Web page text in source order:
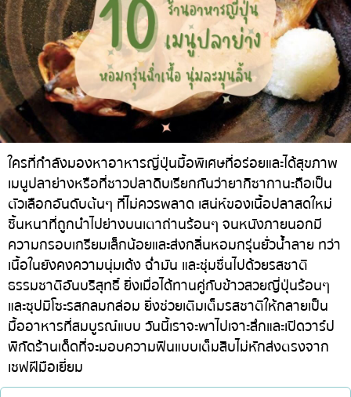
คัตสึด้ง/ทงคัตสึ
ชาบูชาบู/สุกี้ยากี้
แกงกะหรี่ญี่ปุ่น
ไก่ย่างเสียบไม้สไตล์ญี่ปุ่น
โซบะ/อุด้ง
ขนมหวานญี่ปุ่น
เทมปุระ
โอมากาเสะ
ร้านอาหารญี่ปุ่นระดับพรีเมียม
ซาชิมิ/อาหารทะเล
อาหารตะวันตกสไตล์ญี่ปุ่น
ปลาไหลย่าง
ข้าวปั้นญี่ปุ่น
ปู
สยาม
ทองหล่อ
เอกมัย
พร้อมพงษ์
อโศก
อารีย์
สีลม
สาทร
อ่อนนุช
พระราม 9
รัชดา
พระโขนง
เพลินจิต
ชิดลม
บทความพิเศษ
บทความที่KOLแนะนำ
ใครที่กำลังมองหาอาหารญี่ปุ่นมื้อพิเศษที่อร่อยและได้สุขภาพ
เมนูปลาย่างหรือที่ชาวปลาดิบเรียกกันว่ายากิซากานะถือเป็น
ตัวเลือกอันดับต้นๆ ที่ไม่ควรพลาด เสน่ห์ของเนื้อปลาสดใหม่
ชิ้นหนาที่ถูกนำไปย่างบนเตาถ่านร้อนๆ จนหนังภายนอกมี
ความกรอบเกรียมเล็กน้อยและส่งกลิ่นหอมกรุ่นยั่วน้ำลาย ทว่า
เนื้อในยังคงความนุ่มเด้ง ฉ่ำมัน และชุ่มชื่นไปด้วยรสชาติ
ธรรมชาติอันบริสุทธิ์ ยิ่งเมื่อได้ทานคู่กับข้าวสวยญี่ปุ่นร้อนๆ
และซุปมิโซะรสกลมกล่อม ยิ่งช่วยเติมเต็มรสชาติให้กลายเป็น
มื้ออาหารที่สมบูรณ์แบบ วันนี้เราจะพาไปเจาะลึกและเปิดวาร์ป
พิกัดร้านเด็ดที่จะมอบความฟินแบบเต็มสิบไม่หักส่งตรงจาก
เชฟฝีมือเยี่ยม